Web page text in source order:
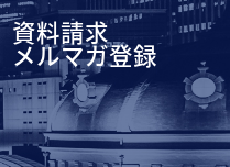
資料請求
メルマガ登録